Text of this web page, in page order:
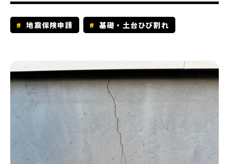
地震保険申請 基礎・土台ひび割れ